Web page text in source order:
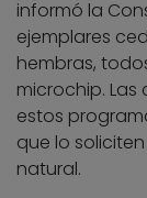
informó la
ejemplares
hembras,
microchip.
estos
que lo
natural.